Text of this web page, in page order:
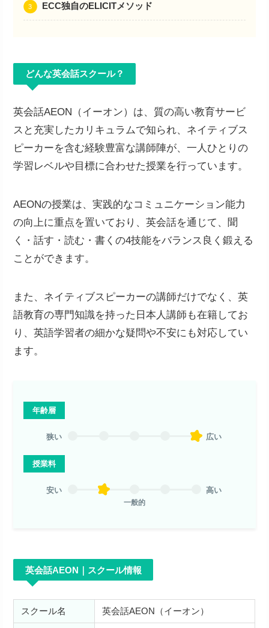
ECC独自のELICITメソッド
どんな英会話スクール？
英会話AEON（イーオン）は、質の高い教育サービ
スと充実したカリキュラムで知られ、ネイティブス
ピーカーを含む経験豊富な講師陣が、一人ひとりの
学習レベルや目標に合わせた授業を行っています。
AEONの授業は、実践的なコミュニケーション能力
の向上に重点を置いており、英会話を通じて、聞
く・話す・読む・書くの4技能をバランス良く鍛える
ことができます。
また、ネイティブスピーカーの講師だけでなく、英
語教育の専門知識を持った日本人講師も在籍してお
り、英語学習者の細かな疑問や不安にも対応してい
ます。
年齢層
狭い 広い
授業料
安い
一般的
高い
英会話AEON｜スクール情報
スクール名 英会話AEON（イーオン）